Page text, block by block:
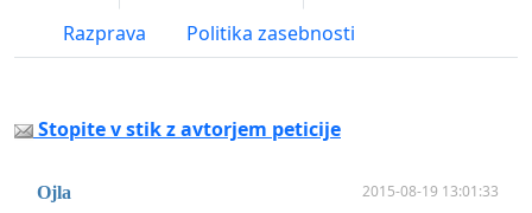
Razprava Politika zasebnosti
Stopite v stik z avtorjem peticije
Ojla 2015-08-19 13:01:33